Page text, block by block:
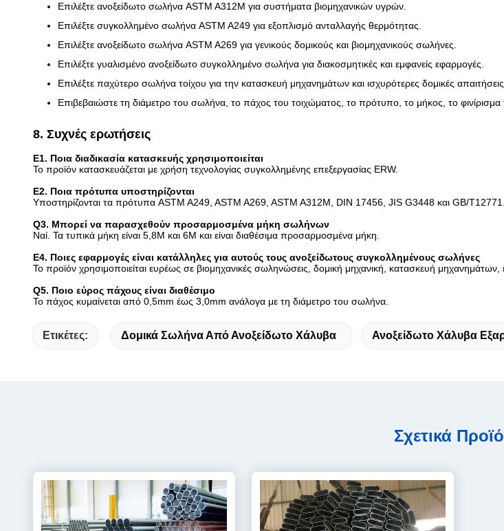
Επιλέξτε ανοξείδωτο σωλήνα ASTM A312M για συστήματα βιομηχανικών υγρών.
Επιλέξτε συγκολλημένο σωλήνα ASTM A249 για εξοπλισμό ανταλλαγής θερμότητας.
Επιλέξτε ανοξείδωτο σωλήνα ASTM A269 για γενικούς δομικούς και βιομηχανικούς σωλήνες.
Επιλέξτε γυαλισμένο ανοξείδωτο συγκολλημένο σωλήνα για διακοσμητικές και εμφανείς εφαρμογές.
Επιλέξτε παχύτερο σωλήνα τοίχου για την κατασκευή μηχανημάτων και ισχυρότερες δομικές απαιτήσεις.
Επιβεβαιώστε τη διάμετρο του σωλήνα, το πάχος του τοιχώματος, το πρότυπο, το μήκος, το
8. Συχνές ερωτήσεις
Ε1. Ποια διαδικασία κατασκευής χρησιμοποιείται
Το προϊόν κατασκευάζεται με χρήση τεχνολογίας συγκολλημένης επεξεργασίας ERW.
Ε2. Ποια πρότυπα υποστηρίζονται
Υποστηρίζονται τα πρότυπα ASTM A249, ASTM A269, ASTM A312M, DIN 17456, JIS G3448 και GB/T12771.
Q3. Μπορεί να παρασχεθούν προσαρμοσμένα μήκη σωλήνων
Ναί. Τα τυπικά μήκη είναι 5,8M και 6M και είναι διαθέσιμα προσαρμοσμένα μήκη.
Ε4. Ποιες εφαρμογές είναι κατάλληλες για αυτούς τους ανοξείδωτους συγκολλημένους σωλήνες
Το προϊόν χρησιμοποιείται ευρέως σε βιομηχανικές σωληνώσεις, δομική μηχανική, κατασκευή
Q5. Ποιο εύρος πάχους είναι διαθέσιμο
Το πάχος κυμαίνεται από 0,5mm έως 3,0mm ανάλογα με τη διάμετρο του σωλήνα.
Ετικέτες: Δομικά Σωλήνα Από Ανοξείδωτο Χάλυβα Ανοξείδωτο Χάλυβα
Σχετικά